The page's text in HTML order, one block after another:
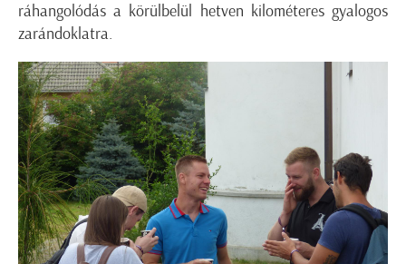
ráhangolódás a körülbelül hetven kilométeres gyalogos
zarándoklatra.